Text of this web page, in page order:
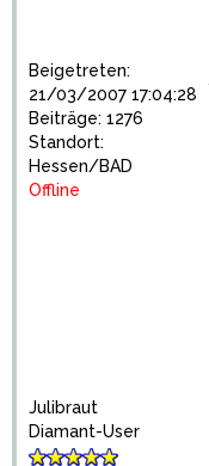
Beigetreten:
21/03/2007 17:04:28
Beiträge: 1276
Standort:
Hessen/BAD
Offline
Julibraut
Diamant-User